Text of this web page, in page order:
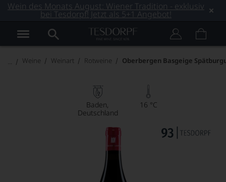
Wein des Monats August: Wiener Tradition - exklusiv
bei Tesdorpf! Jetzt als 5+1 Angebot!
Weine Weinart Rotweine Oberbergen Basgeige
Baden
Deutschland
16 °C